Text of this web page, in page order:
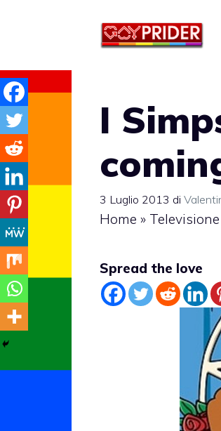
I
3 Luglio 2013 di
Home »
Spread the love